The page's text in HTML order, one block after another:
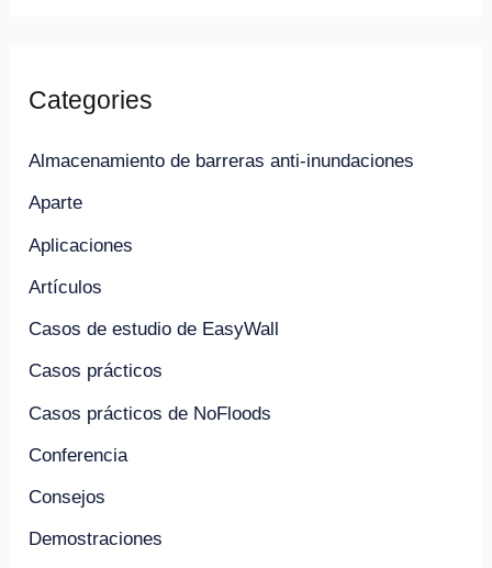
Categories
Almacenamiento de barreras anti-inundaciones
Aparte
Aplicaciones
Artículos
Casos de estudio de EasyWall
Casos prácticos
Casos prácticos de NoFloods
Conferencia
Consejos
Demostraciones